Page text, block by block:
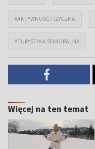
#AKTYWNOŚĆ FIZYCZNA
#TURYSTYKA SENIORALNA
Więcej na ten temat